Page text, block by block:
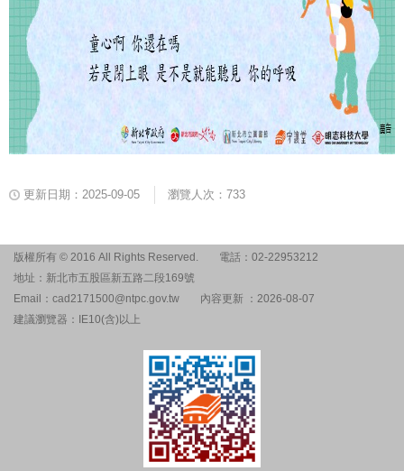
更新日期：2025-09-05 瀏覽人次：733
版權所有 © 2016 All Rights Reserved.
電話：02-22953212
地址：新北市五股區新五路二段169號
Email：cad2171500@ntpc.gov.tw
內容更新 ：2026-08-07
建議瀏覽器：IE10(含)以上